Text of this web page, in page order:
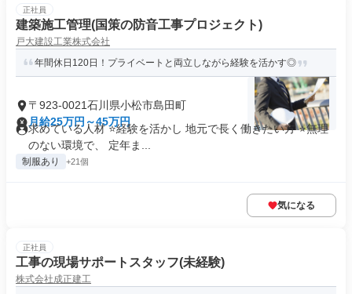
正社員
建築施工管理(国策の防音工事プロジェクト)
戸大建設工業株式会社
年間休日120日！プライベートと両立しながら経験を活かす◎
〒923-0021石川県小松市島田町
月給25万円～45万円
求めている人材 ⭐経験を活かし 地元で長く働きたい方 ⭐無理
のない環境で、 定年ま...
制服あり +21個
気になる
正社員
工事の現場サポートスタッフ(未経験)
株式会社成正建工